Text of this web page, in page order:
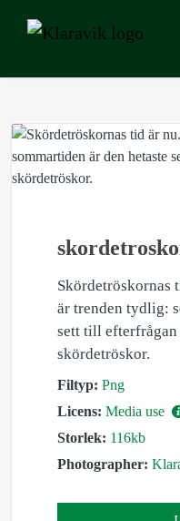
Skördetröskornas
är trenden tydlig:
sett till efterfrågan
skördetröskor.
Filtyp: Png
Licens: Media use
Storlek: 116kb
Photographer: